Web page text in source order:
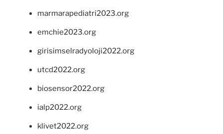
marmarapediatri2023.org
emchie2023.org
girisimselradyoloji2022.org
utcd2022.org
biosensor2022.org
ialp2022.org
klivet2022.org